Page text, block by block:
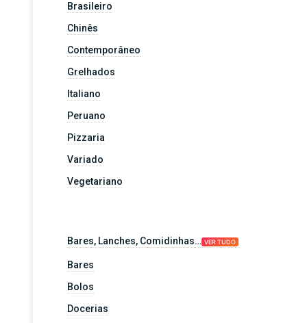
Brasileiro
Chinês
Contemporâneo
Grelhados
Italiano
Peruano
Pizzaria
Variado
Vegetariano
Bares, Lanches, Comidinhas… VER TUDO
Bares
Bolos
Docerias